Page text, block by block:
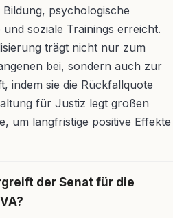
psychologische
soziale Trainings erreicht.
trägt nicht nur zum
bei, sondern auch zur
indem sie die Rückfallquote
für Justiz legt großen
um langfristige positive Effekte
der Senat für die